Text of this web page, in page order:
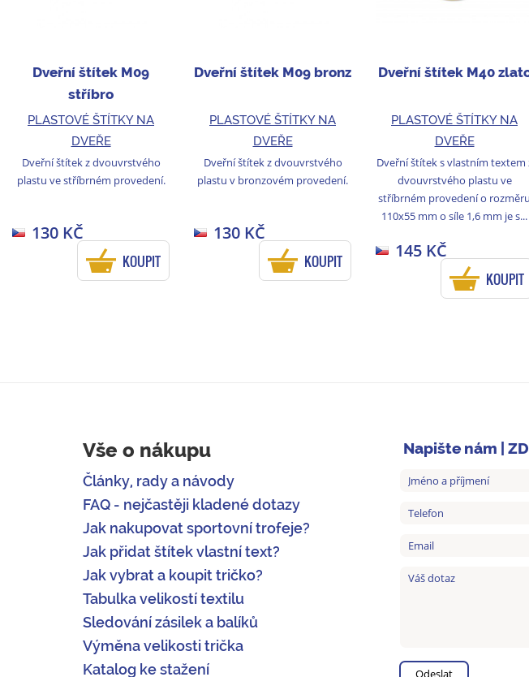
Dveřní štítek M09
stříbro
PLASTOVÉ ŠTÍTKY NA
DVEŘE
Dveřní štítek z dvouvrstvého
plastu ve stříbrném provedení.
130 KČ
KOUPIT
Dveřní štítek M09 bronz
PLASTOVÉ ŠTÍTKY NA
DVEŘE
Dveřní štítek z dvouvrstvého
plastu v bronzovém provedení.
130 KČ
KOUPIT
Dveřní štítek M40
PLASTOVÉ ŠTÍTKY NA
DVEŘE
Dveřní štítek s vlastním textem
dvouvrstvého plastu ve
stříbrném provedení o rozměru
110x55 mm o síle 1,6 mm je s...
145 KČ
KOUPIT
Vše o nákupu
Články, rady a návody
FAQ - nejčastěji kladené dotazy
Jak nakupovat sportovní trofeje?
Jak přidat štítek vlastní text?
Jak vybrat a koupit tričko?
Tabulka velikostí textilu
Sledování zásilek a balíků
Výměna velikosti trička
Katalog ke stažení
Napište nám |